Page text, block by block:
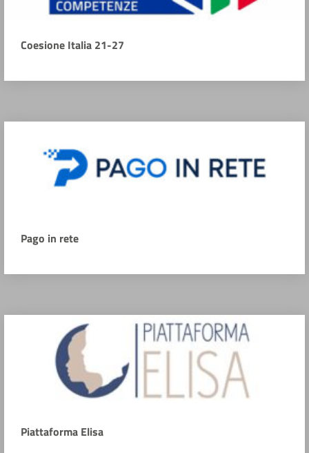
Coesione Italia 21-27
Pago in rete
Piattaforma Elisa